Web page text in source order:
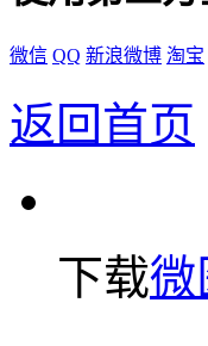
微信 QQ 新浪微博 淘宝
返回首页
下载微